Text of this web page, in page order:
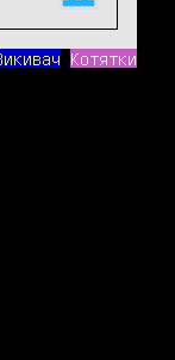
Котятки